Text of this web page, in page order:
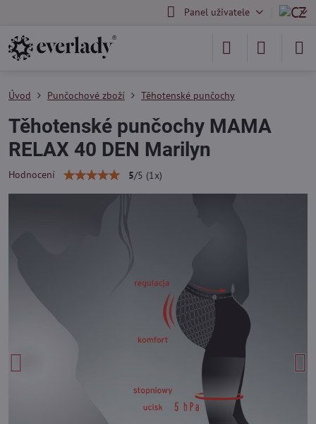
Panel uživatele
Úvod Punčochové zboží Těhotenské punčochy
Těhotenské punčochy MAMA
RELAX 40 DEN Marilyn
Hodnocení 5/5 (1 x)